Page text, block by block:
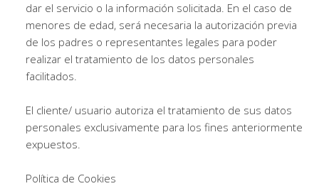
dar el servicio o la información solicitada. En el caso de
menores de edad, será necesaria la autorización previa
de los padres o representantes legales para poder
realizar el tratamiento de los datos personales
facilitados.
El cliente/ usuario autoriza el tratamiento de sus datos
personales exclusivamente para los fines anteriormente
expuestos.
Política de Cookies